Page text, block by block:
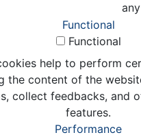
Functional
Functional
help to perform
the content of the
collect feedbacks, and
features.
Performance